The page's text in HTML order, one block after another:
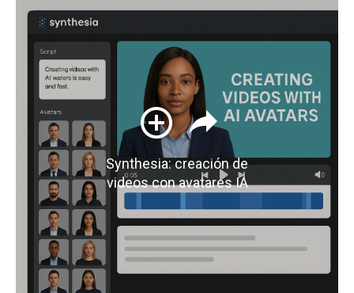
Synthesia: creación de
videos con avatares IA